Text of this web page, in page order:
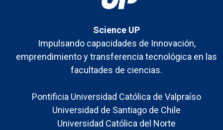
Science UP
Impulsando capacidades de Innovación,
emprendimiento y transferencia tecnológica en las
facultades de ciencias.
Pontificia Universidad Católica de Valpraíso
Universidad de Santiago de Chile
Universidad Católica del Norte